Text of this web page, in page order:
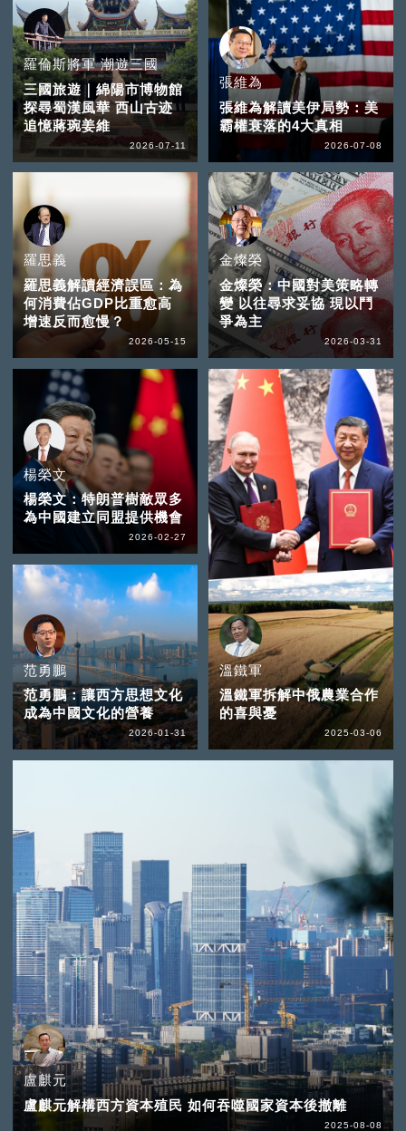
羅倫斯將軍 潮遊三國
三國旅遊｜綿陽市博物館
探尋蜀漢風華 西山古迹
追憶蔣琬姜維
2026-07-11
張維為
張維為解讀美伊局勢：美
霸權衰落的4大真相
2026-07-08
羅思義
羅思義解讀經濟誤區：為
何消費佔GDP比重愈高
增速反而愈慢？
2026-05-15
金燦榮
金燦榮：中國對美策略轉
變 以往尋求妥協 現以鬥
爭為主
2026-03-31
楊榮文
楊榮文：特朗普樹敵眾多
為中國建立同盟提供機會
2026-02-27
范勇鵬
范勇鵬：讓西方思想文化
成為中國文化的營養
2026-01-31
盧麒元
盧麒元解構西方資本殖民 如何吞噬國家資本後撤離
2025-08-08
溫鐵軍
溫鐵軍拆解中俄農業合作
的喜與憂
2025-03-06